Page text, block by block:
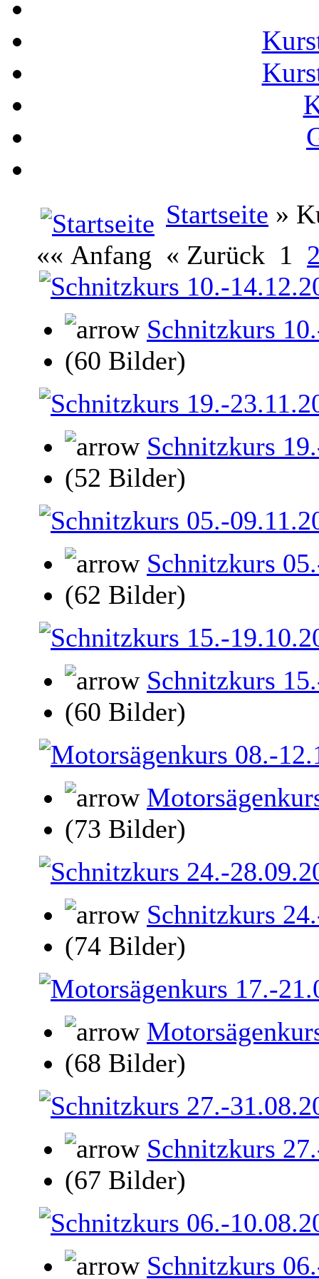
Startseite »
«« Anfang « Zurück 1
Schnitzkurs
(60 Bilder)
Schnitzkurs
(52 Bilder)
Schnitzkurs
(62 Bilder)
Schnitzkurs
(60 Bilder)
(73 Bilder)
Schnitzkurs
(74 Bilder)
(68 Bilder)
Schnitzkurs
(67 Bilder)
Schnitzkurs